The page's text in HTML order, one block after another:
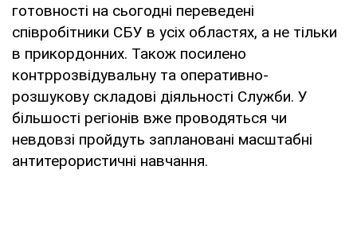
готовності на сьогодні переведені
співробітники СБУ в усіх областях, а не тільки
в прикордонних. Також посилено
контррозвідувальну та оперативно-
розшукову складові діяльності Служби. У
більшості регіонів вже проводяться чи
невдовзі пройдуть заплановані масштабні
антитерористичні навчання.